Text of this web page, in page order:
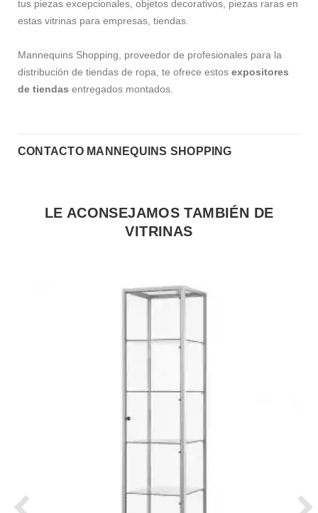
tus piezas excepcionales, objetos decorativos, piezas raras en
estas vitrinas para empresas, tiendas.
Mannequins Shopping, proveedor de profesionales para la
distribución de tiendas de ropa, te ofrece estos expositores
de tiendas entregados montados.
CONTACTO MANNEQUINS SHOPPING
LE ACONSEJAMOS TAMBIÉN DE
VITRINAS